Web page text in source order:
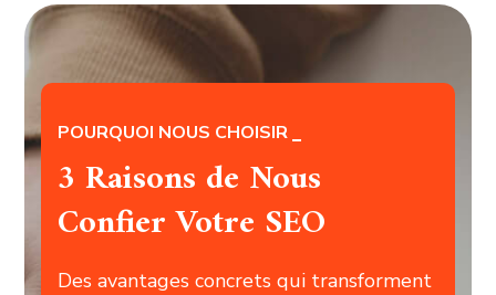
POURQUOI NOUS CHOISIR
3 Raisons de Nous
Confier Votre SEO
Des avantages concrets qui transforment